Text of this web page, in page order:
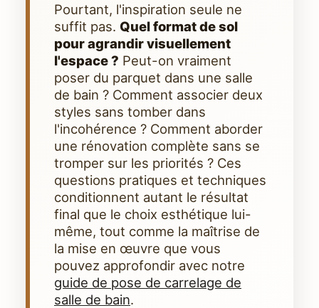
Pourtant, l'inspiration seule ne
suffit pas. Quel format de sol
pour agrandir visuellement
l'espace ? Peut-on vraiment
poser du parquet dans une salle
de bain ? Comment associer deux
styles sans tomber dans
l'incohérence ? Comment aborder
une rénovation complète sans se
tromper sur les priorités ? Ces
questions pratiques et techniques
conditionnent autant le résultat
final que le choix esthétique lui-
même, tout comme la maîtrise de
la mise en œuvre que vous
pouvez approfondir avec notre
guide de pose de carrelage de
salle de bain.